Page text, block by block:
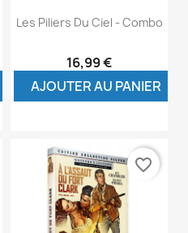
Les Piliers Du Ciel - Combo
16,99 €
AJOUTER AU PANIER
favorite_border